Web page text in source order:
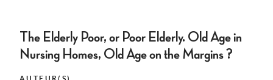
The Elderly Poor, or Poor Elderly. Old Age in
Nursing Homes, Old Age on the Margins ?